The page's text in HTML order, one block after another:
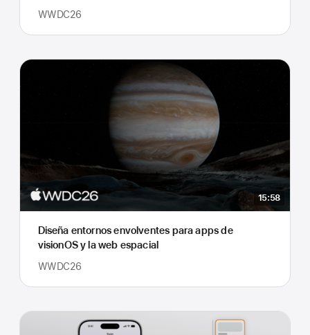
WWDC26
15:58
Diseña entornos envolventes para apps de
visionOS y la web espacial
WWDC26